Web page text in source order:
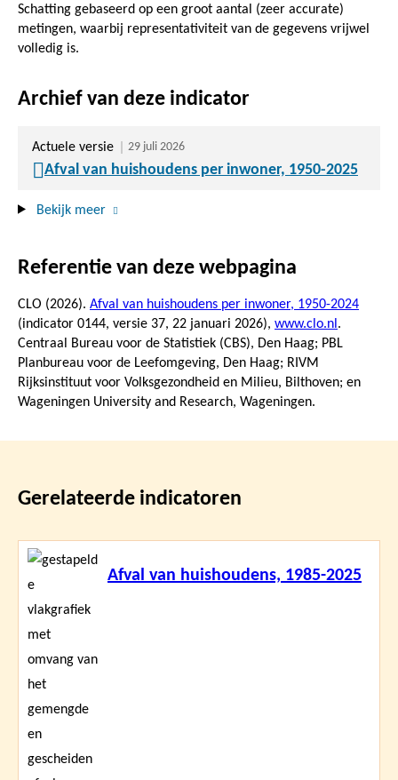
Schatting gebaseerd op een groot aantal (zeer accurate)
metingen, waarbij representativiteit van de gegevens vrijwel
volledig is.
Archief van deze indicator
Actuele versie 29 juli 2026
Afval van huishoudens per inwoner, 1950-2025
Bekijk meer
Referentie van deze webpagina
CLO (2026). Afval van huishoudens per inwoner, 1950-2024
(indicator 0144, versie 37, 22 januari 2026), www.clo.nl .
Centraal Bureau voor de Statistiek (CBS), Den Haag; PBL
Planbureau voor de Leefomgeving, Den Haag; RIVM
Rijksinstituut voor Volksgezondheid en Milieu, Bilthoven; en
Wageningen University and Research, Wageningen.
Gerelateerde indicatoren
Afval van huishoudens, 1985-2025
Lees